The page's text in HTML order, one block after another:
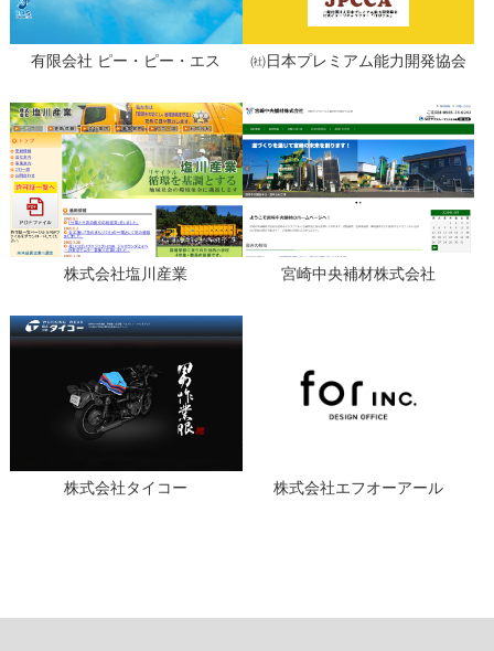
有限会社 ピー・ピー・エス ㈳日本プレミアム能力開発協会
株式会社塩川産業 宮崎中央補材株式会社
株式会社タイコー 株式会社エフオーアール